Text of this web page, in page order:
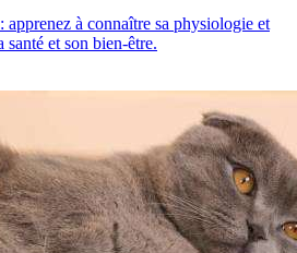
à connaître sa physiologie et
santé et son bien-être.